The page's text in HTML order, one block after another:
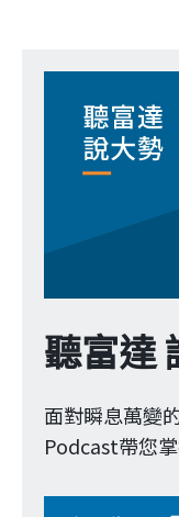
面對瞬息萬變
Podcast帶您